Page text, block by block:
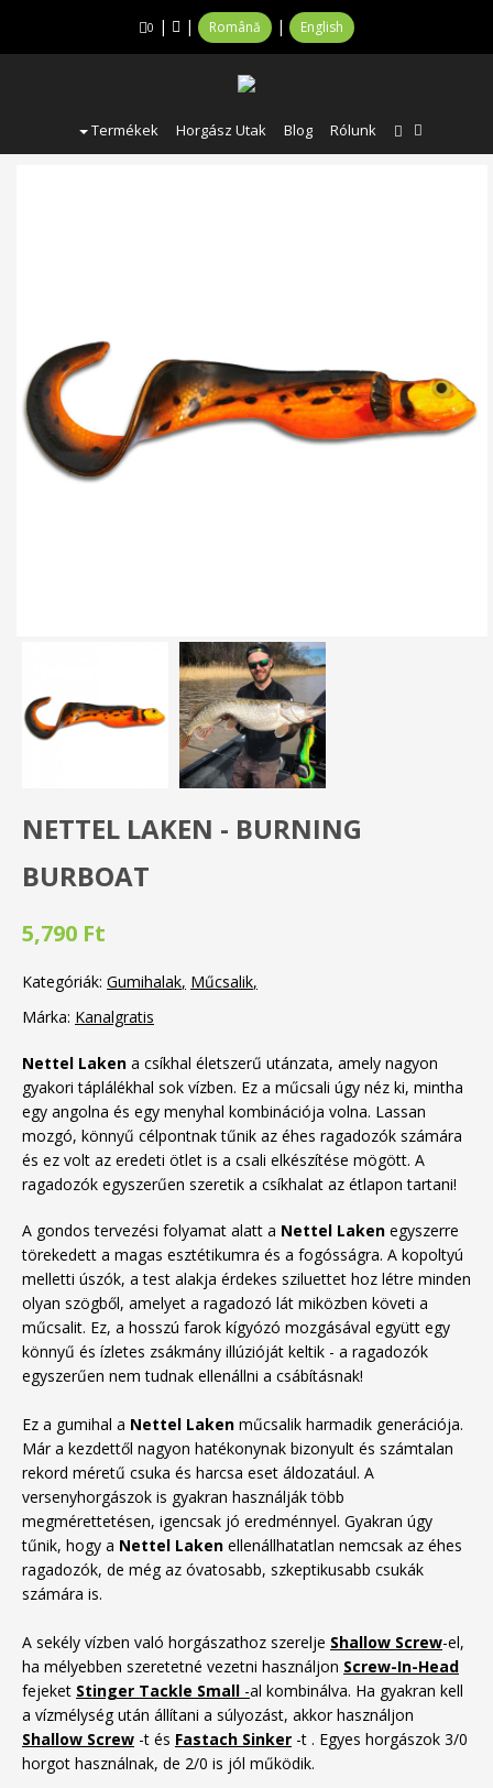
0 | | Română | English
Termékek Horgász Utak Blog Rólunk
NETTEL LAKEN - BURNING
BURBOAT
5,790 Ft
Kategóriák: Gumihalak Műcsalik
Márka: Kanalgratis
Nettel Laken a csíkhal életszerű utánzata, amely nagyon
gyakori táplálékhal sok vízben. Ez a műcsali úgy néz ki, mintha
egy angolna és egy menyhal kombinációja volna. Lassan
mozgó, könnyű célpontnak tűnik az éhes ragadozók számára
és ez volt az eredeti ötlet is a csali elkészítése mögött. A
ragadozók egyszerűen szeretik a csíkhalat az étlapon tartani!
A gondos tervezési folyamat alatt a Nettel Laken egyszerre
törekedett a magas esztétikumra és a fogósságra. A kopoltyú
melletti úszók, a test alakja érdekes sziluettet hoz létre minden
olyan szögből, amelyet a ragadozó lát miközben követi a
műcsalit. Ez, a hosszú farok kígyózó mozgásával együtt egy
könnyű és ízletes zsákmány illúzióját keltik - a ragadozók
egyszerűen nem tudnak ellenállni a csábításnak!
Ez a gumihal a Nettel Laken műcsalik harmadik generációja.
Már a kezdettől nagyon hatékonynak bizonyult és számtalan
rekord méretű csuka és harcsa eset áldozatául. A
versenyhorgászok is gyakran használják több
megmérettetésen, igencsak jó eredménnyel. Gyakran úgy
tűnik, hogy a Nettel Laken ellenállhatatlan nemcsak az éhes
ragadozók, de még az óvatosabb, szkeptikusabb csukák
számára is.
A sekély vízben való horgászathoz szerelje Shallow Screw-el,
ha mélyebben szeretetné vezetni használjon Screw-In-Head
fejeket Stinger Tackle Small -al kombinálva. Ha gyakran kell
a vízmélység után állítani a súlyozást, akkor használjon
Shallow Screw -t és Fastach Sinker -t . Egyes horgászok 3/0
horgot használnak, de 2/0 is jól működik.